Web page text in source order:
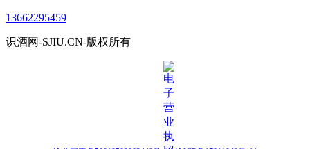
13662295459
识酒网-SJIU.CN-版权所有